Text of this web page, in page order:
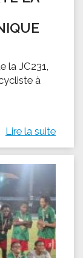
la JC231,
à
Lire la suite